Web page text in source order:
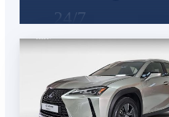
24/7
Posibilidad de
mantenimiento,